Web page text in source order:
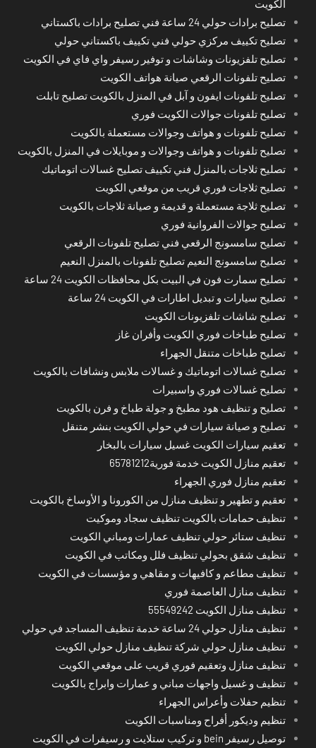
الكويت
تصليح برادات حولي 24 ساعة فني تصليح برادات باكستاني
تصليح تكييف مركزي حولي فني تكييف باكستاني حولي
تصليح تلفزيونات وشاشات و توفير رسيفر واي فاي في الكويت
تصليح تلفونات الرقعي صيانة هواتف الكويت
تصليح تلفونات ايفون و آبل في المنزل بالكويت تصليح تابلت
تصليح تلفونات جوالات الكويت فوري
تصليح تلفونات و هواتف وجوالات مستعملة بالكويت
تصليح تلفونات و هواتف وجوالات و موبايلات في المنزل بالكويت
تصليح ثلاجات بالمنزل فني تكييف تصليح غسالات اتوماتيك
تصليح ثلاجات فوري قريب من موقعي الكويت
تصليح ثلاجة مستعملة و قديمة و صيانة ثلاجات بالكويت
تصليح جوالات الفروانية فوري
تصليح سامسونج الرقعي فني تصليح تلفونات الرقعي
تصليح سامسونج النعيم تصليح تلفونات بالمنزل النعيم
تصليح سمارت فون في البيت بكل محافظات الكويت 24 ساعة
تصليح سيارات و تبديل اطارات في الكويت 24 ساعة
تصليح شاشات تلفزيونات الكويت
تصليح طباخات فوري الكويت وأفران غاز
تصليح طباخات متنقل الجهراء
تصليح غسالات اتوماتيك و غسالات ملابس ونشافات بالكويت
تصليح غسالات فوري واسبيرات
تصليح و تنظيف هود مطبخ و جولة طباخ و فرن بالكويت
تصليح و صيانة سيارات في حولي الكويت بنشر متنقل
تعقيم سيارات الكويت غسيل سيارات بالبخار
تعقيم منازل الكويت خدمة فورية65781212
تعقيم منازل فوري الجهراء
تعقيم و تطهير و تنظيف منازل من الكورونا و الأوساخ بالكويت
تنظيف حمامات بالكويت تنظيف سجاد وموكيت
تنظيف ستائر حولي تنظيف عمارات ومباني الكويت
تنظيف شقق بحولي تنظيف فلل ومكاتب في الكويت
تنظيف مطاعم و كافيهات و مقاهي و مؤسسات في الكويت
تنظيف منازل العاصمة فوري
تنظيف منازل الكويت 55549242
تنظيف منازل حولي 24 ساعة خدمة تنظيف المساجد في حولي
تنظيف منازل حولي شركة تنظيف منازل حولي الكويت
تنظيف منازل وتعقيم فوري قريب على موقعي الكويت
تنظيف و غسيل واجهات مباني و عمارات وابراج بالكويت
تنظيم حفلات وأعراس الجهراء
تنظيم وديكور أفراح ومناسبات الكويت
توصيل رسيفر bein و تركيب ستلايت و رسيفرات في الكويت